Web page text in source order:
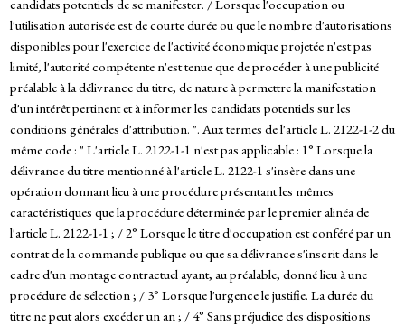
candidats potentiels de se manifester. / Lorsque l'occupation ou
l'utilisation autorisée est de courte durée ou que le nombre d'autorisations
disponibles pour l'exercice de l'activité économique projetée n'est pas
limité, l'autorité compétente n'est tenue que de procéder à une publicité
préalable à la délivrance du titre, de nature à permettre la manifestation
d'un intérêt pertinent et à informer les candidats potentiels sur les
conditions générales d'attribution. ". Aux termes de l'article L. 2122-1-2 du
même code : " L'article L. 2122-1-1 n'est pas applicable : 1° Lorsque la
délivrance du titre mentionné à l'article L. 2122-1 s'insère dans une
opération donnant lieu à une procédure présentant les mêmes
caractéristiques que la procédure déterminée par le premier alinéa de
l'article L. 2122-1-1 ; / 2° Lorsque le titre d'occupation est conféré par un
contrat de la commande publique ou que sa délivrance s'inscrit dans le
cadre d'un montage contractuel ayant, au préalable, donné lieu à une
procédure de sélection ; / 3° Lorsque l'urgence le justifie. La durée du
titre ne peut alors excéder un an ; / 4° Sans préjudice des dispositions